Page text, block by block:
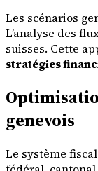
Les scénarios
L’analyse des
suisses. Cette
stratégies
genevois
Le système